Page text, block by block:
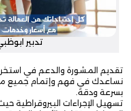
تدبير
تقديم المشورة والدعم في
نساعدك في فهم وإتمام جميع
بسرعة ودقة.
تسهيل الإجراءات البيروقراطية